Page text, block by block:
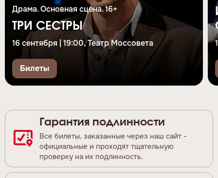
Драма. Основная сцена. 16+
ТРИ СЕСТРЫ
16 сентября | 19:00, Театр Моссовета
Билеты
Гарантия подлинности
Все билеты, заказанные через наш сайт -
официальные и проходят тщательную
проверку на их подлинность.